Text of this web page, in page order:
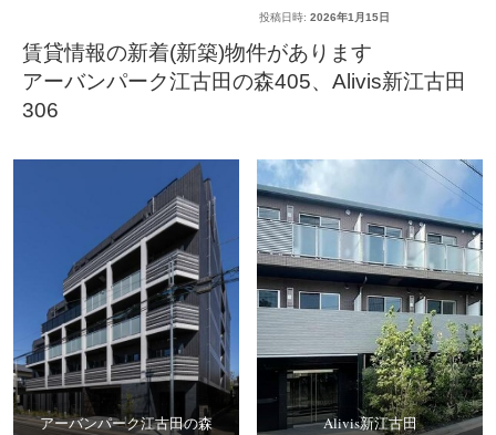
シ
ョ
ン
投稿日時: 2026年1月15日
賃貸情報の新着(新築)物件があります
アーバンパーク江古田の森405、 Alivis新江古田
306
アーバンパーク江古田の森 Alivis新江古田